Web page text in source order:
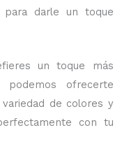
darle un toque
un toque más
podemos ofrecerte
de colores y
con tu